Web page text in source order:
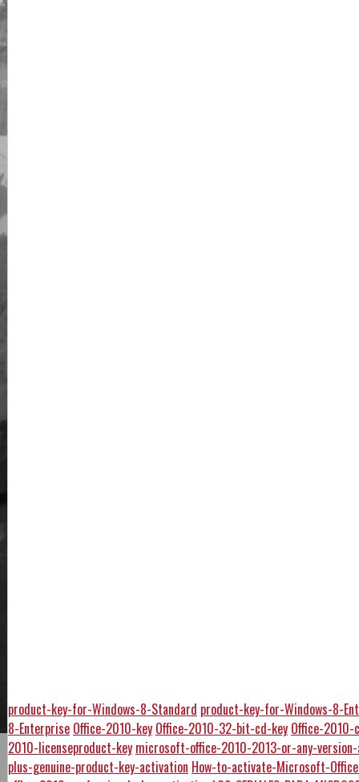
product-key-for-Windows-8-Standard product-key-for-Windows-8-
8-Enterprise Office-2010-key Office-2010-32-bit-cd-key Office-2010-
2010-licenseproduct-key microsoft-office-2010-2013-or-any-version-
plus-genuine-product-key-activation How-to-activate-Microsoft-